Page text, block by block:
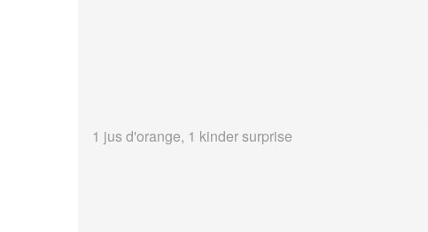
1 jus d'orange, 1 kinder surprise